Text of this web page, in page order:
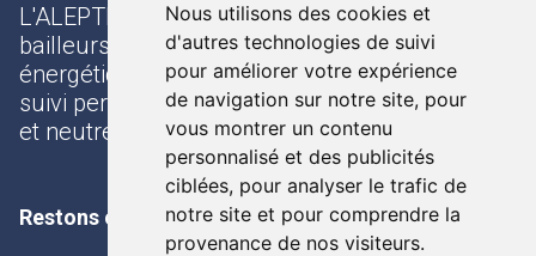
Nous utilisons des cookies et
d'autres technologies de suivi
pour améliorer votre expérience
de navigation sur notre site, pour
vous montrer un contenu
personnalisé et des publicités
ciblées, pour analyser le trafic de
notre site et pour comprendre la
provenance de nos visiteurs.
L'ALEPTE accompagne les propriétaires et
bailleurs dans leur projet de rénovation
énergétique. Nos conseillers vous offrent un
suivi personnalisé avec des conseils objectifs
et neutres pour réussir vos travaux.
Restons connecté